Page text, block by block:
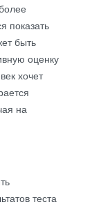
показать
быть
оценку
хочет
на
теста